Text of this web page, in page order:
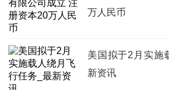
万人民币
美国拟于2月实施
新资讯